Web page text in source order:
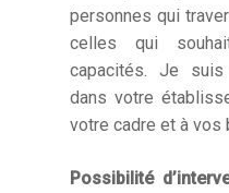
personnes qui
celles qui
capacités. Je suis
dans votre
votre cadre et à vos
Possibilité